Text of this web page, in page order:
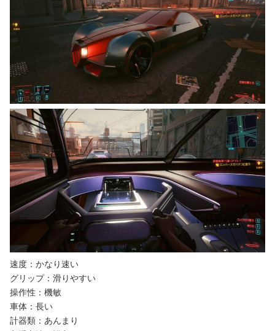
速度：かなり速い
グリップ：滑りやすい
操作性：機敏
車体：長い
計器類：あんまり